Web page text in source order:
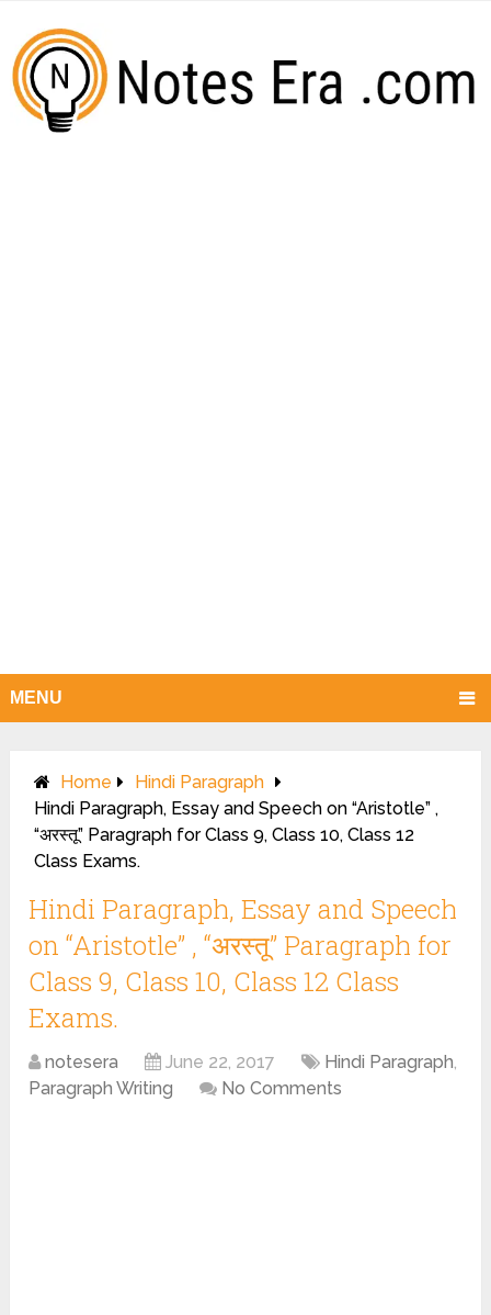
MENU
Home
Hindi Paragraph
Hindi Paragraph, Essay and Speech on “Aristotle” ,
“अरस्तू” Paragraph for Class 9, Class 10, Class 12
Class Exams.
Hindi Paragraph, Essay and Speech
on “Aristotle” , “अरस्तू” Paragraph for
Class 9, Class 10, Class 12 Class
Exams.
notesera June 22, 2017 Hindi Paragraph,
Paragraph Writing
No Comments